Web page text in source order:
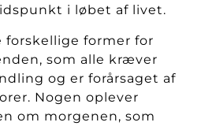
i løbet af livet.
forskellige former for
som alle kræver
og er forårsaget af
Nogen oplever
om morgenen, som